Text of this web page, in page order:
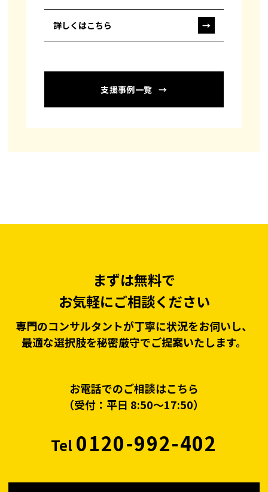
詳しくはこちら →
支援事例一覧
まずは無料で
お気軽にご相談ください
専門のコンサルタントが丁寧に状況をお伺いし、
最適な選択肢を秘密厳守でご提案いたします。
お電話でのご相談はこちら
（受付：平日 8:50〜17:50）
Tel0120-992-402